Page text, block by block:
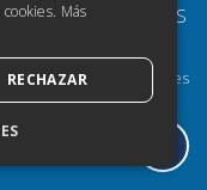
NUESTROS RECURSOS
Torrossa para Instituciones
Torrossa Open
Library Services
ENGLISH
GERMAN
Más
RECHAZAR